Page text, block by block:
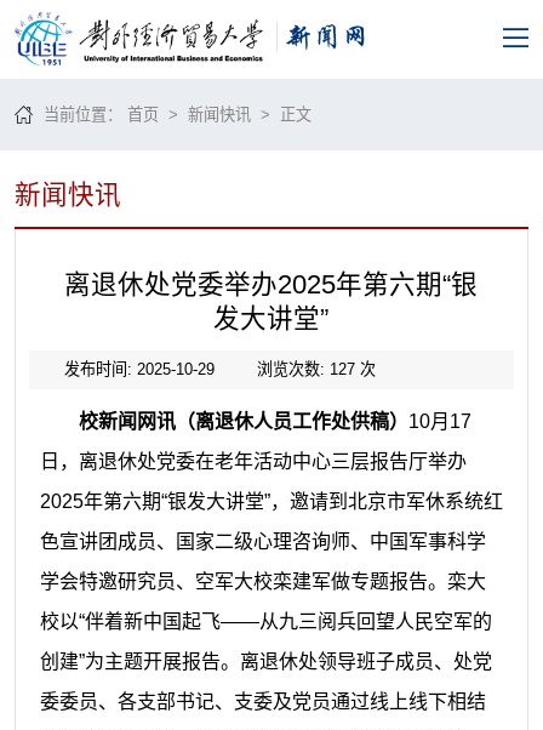
当前位置：首页 >新闻快讯 > 正文
新闻快讯
离退休处党委举办2025年第六期“银
发大讲堂”
发布时间: 2025-10-29 浏览次数: 127次
校新闻网讯（离退休人员工作处供稿） 10月 17
日，离退休处党委在老年活动中心三层报告厅举办
2025年第六期“银发大讲堂”，邀请到北京市军休系统红
色宣讲团成员、国家二级心理咨询师、中国军事科学
学会特邀研究员、空军大校栾建军做专题报告。栾大
校以“伴着新中国起飞——从九三阅兵回望人民空军的
创建”为主题开展报告。离退休处领导班子成员、处党
委委员、各支部书记、支委及党员通过线上线下相结